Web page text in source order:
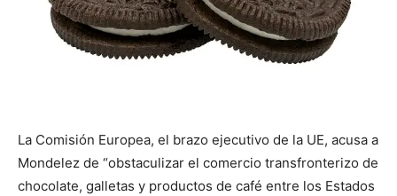
La Comisión Europea, el brazo ejecutivo de la UE, acusa a
Mondelez de “obstaculizar el comercio transfronterizo de
chocolate, galletas y productos de café entre los Estados